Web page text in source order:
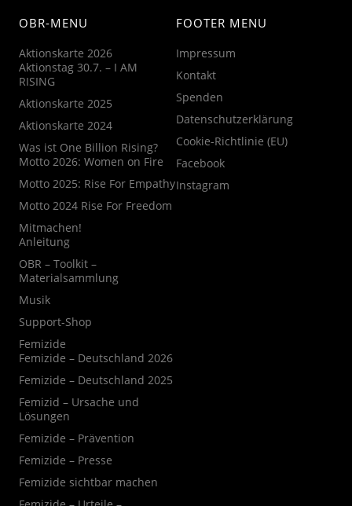
OBR-MENU
Aktionskarte 2026
Aktionstag 30.7. – I AM
RISING
Aktionskarte 2025
Aktionskarte 2024
Was ist One Billion Rising?
Motto 2026: Women on Fire
Motto 2025: Rise For Empathy
Motto 2024 Rise For Freedom
Mitmachen!
Anleitung
OBR – Toolkit –
Materialsammlung
Musik
Support-Shop
Femizide
Femizide – Deutschland 2026
Femizide – Deutschland 2025
Femizid – Ursache und
Lösungen
Femizide – Prävention
Femizide – Presse
Femizide sichtbar machen
FOOTER MENU
Impressum
Kontakt
Spenden
Datenschutzerklärung
Cookie-Richtlinie (EU)
Facebook
Instagram